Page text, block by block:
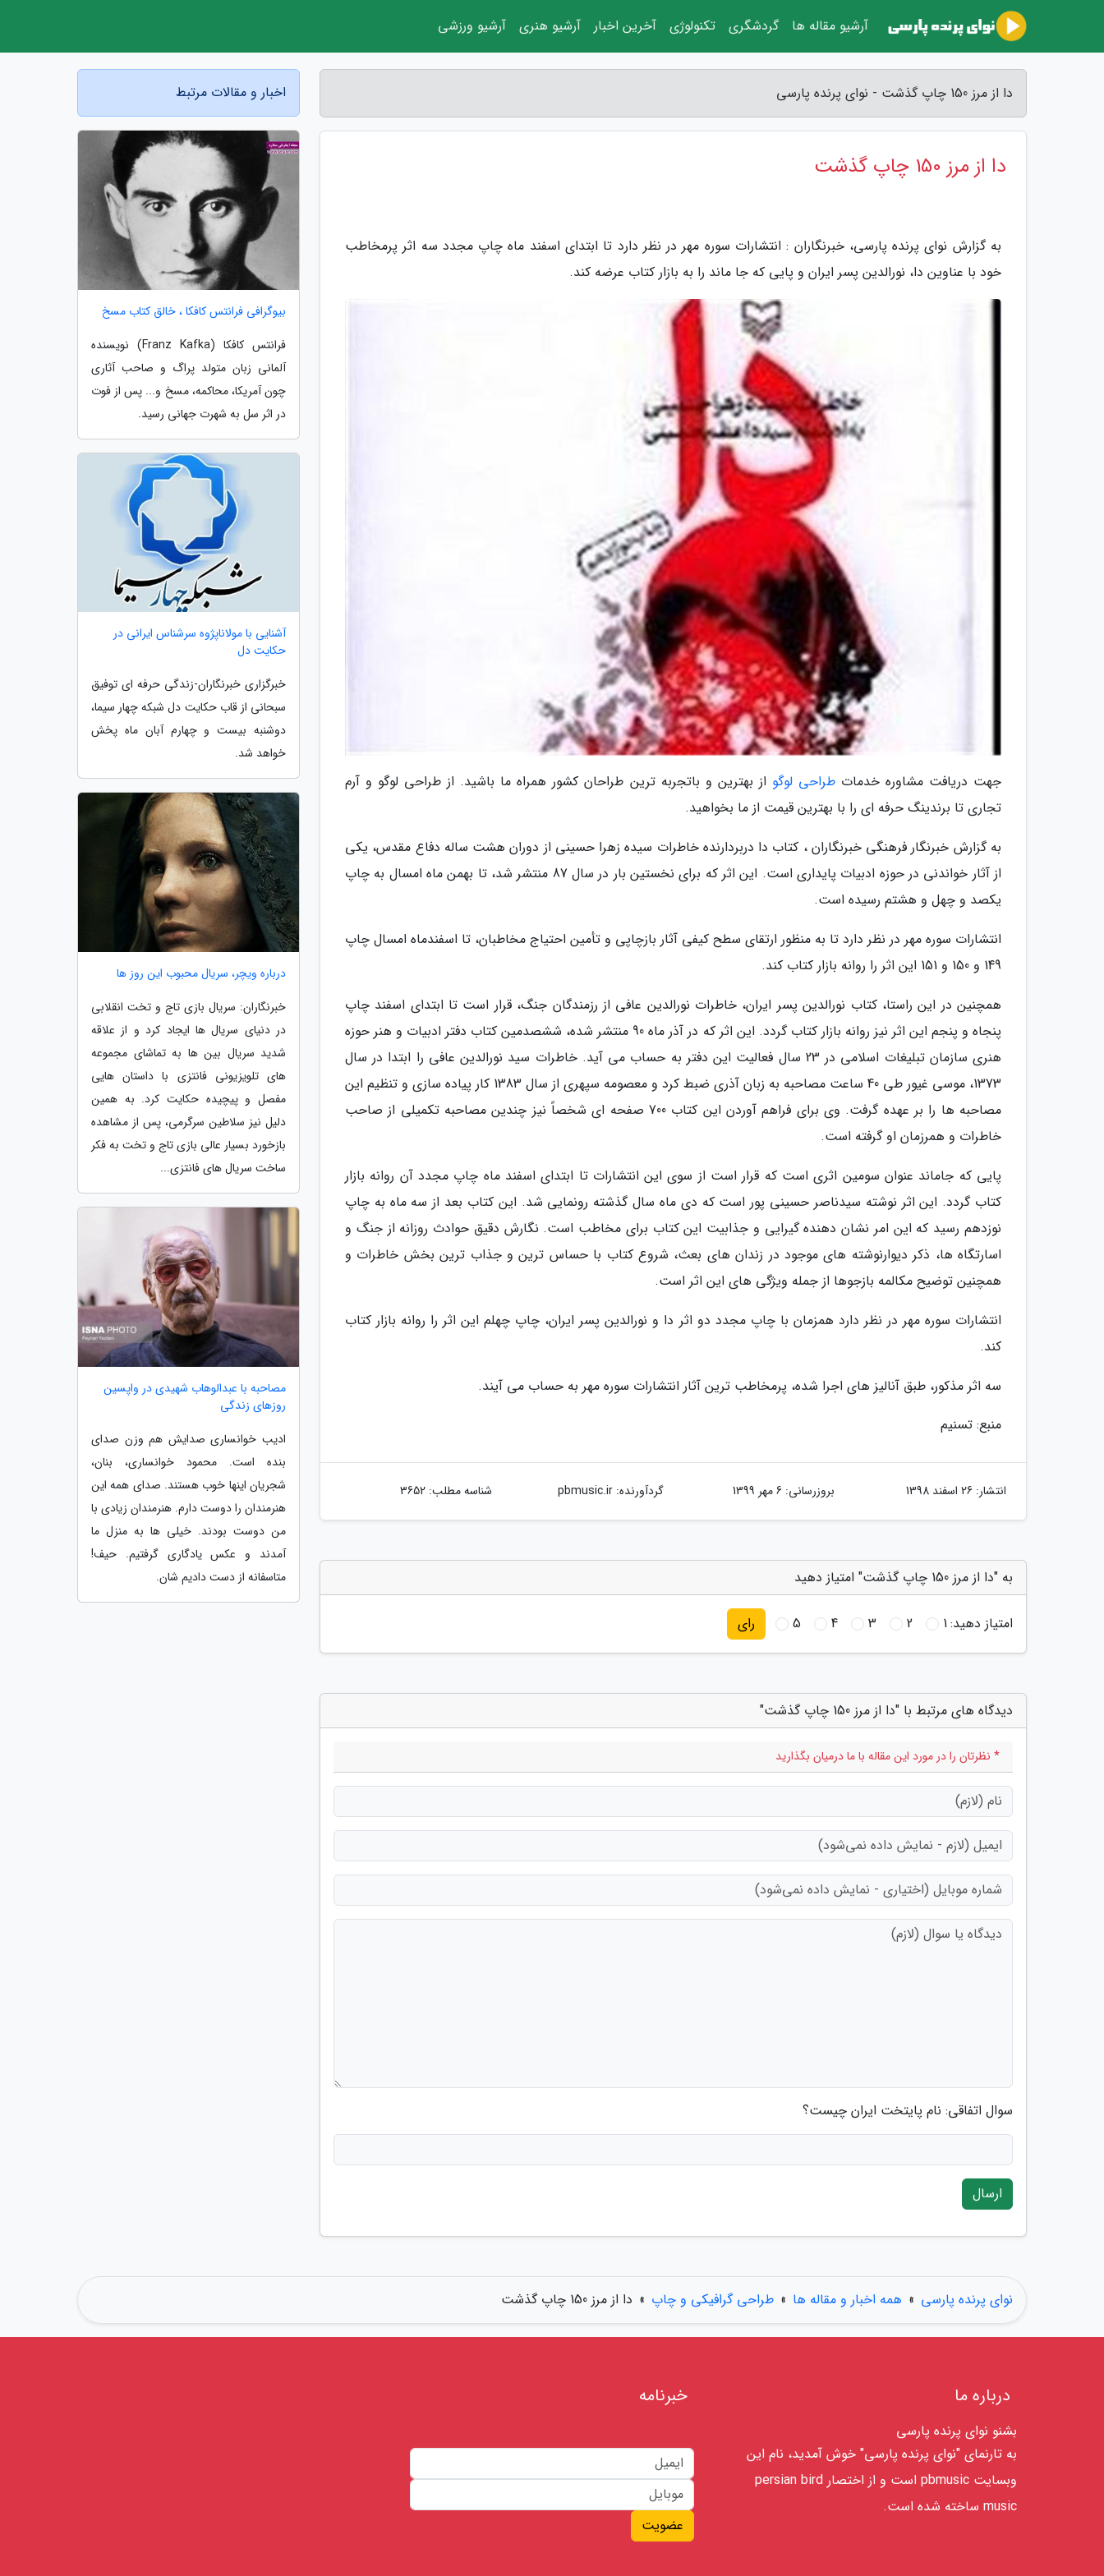
دا از مرز 150 چاپ گذشت - نوای پرنده پارسی
دا از مرز 150 چاپ گذشت
به گزارش نوای پرنده پارسی، خبرنگاران : انتشارات سوره مهر در نظر دارد تا ابتدای اسفند ماه چاپ مجدد سه اثر پرمخاطب
خود با عناوین دا، نورالدین پسر ایران و پایی که جا ماند را به بازار کتاب عرضه کند.
جهت دریافت مشاوره خدماتطراحی لوگو از بهترین و باتجربه ترین طراحان کشور همراه ما باشید. از طراحی لوگو و آرم
تجاری تا برندینگ حرفه ای را با بهترین قیمت از ما بخواهید.
به گزارش خبرنگار فرهنگی خبرنگاران ، کتاب دا دربردارنده خاطرات سیده زهرا حسینی از دوران هشت ساله دفاع مقدس، یکی
از آثار خواندنی در حوزه ادبیات پایداری است. این اثر که برای نخستین بار در سال 87 منتشر شد، تا بهمن ماه امسال به چاپ
یکصد و چهل و هشتم رسیده است.
انتشارات سوره مهر در نظر دارد تا به منظور ارتقای سطح کیفی آثار بازچاپی و تأمین احتیاج مخاطبان، تا اسفندماه امسال چاپ
149 و 150 و 151 این اثر را روانه بازار کتاب کند.
همچنین در این راستا، کتاب نورالدین پسر ایران، خاطرات نورالدین عافی از رزمندگان جنگ، قرار است تا ابتدای اسفند چاپ
پنجاه و پنجم این اثر نیز روانه بازار کتاب گردد. این اثر که در آذر ماه 90 منتشر شده، ششصدمین کتاب دفتر ادبیات و هنر حوزه
هنری سازمان تبلیغات اسلامی در 23 سال فعالیت این دفتر به حساب می آید. خاطرات سید نورالدین عافی را ابتدا در سال
1373، موسی غیور طی 40 ساعت مصاحبه به زبان آذری ضبط کرد و معصومه سپهری از سال 1383 کار پیاده سازی و تنظیم این
مصاحبه ها را بر عهده گرفت. وی برای فراهم آوردن این کتاب 700 صفحه ای شخصاً نیز چندین مصاحبه تکمیلی از صاحب
خاطرات و همرزمان او گرفته است.
پایی که جاماند عنوان سومین اثری است که قرار است از سوی این انتشارات تا ابتدای اسفند ماه چاپ مجدد آن روانه بازار
کتاب گردد. این اثر نوشته سیدناصر حسینی پور است که دی ماه سال گذشته رونمایی شد. این کتاب بعد از سه ماه به چاپ
نوزدهم رسید که این امر نشان دهنده گیرایی و جذابیت این کتاب برای مخاطب است. نگارش دقیق حوادث روزانه از جنگ و
اسارتگاه ها، ذکر دیوارنوشته های موجود در زندان های بعث، شروع کتاب با حساس ترین و جذاب ترین بخش خاطرات و
همچنین توضیح مکالمه بازجوها از جمله ویژگی های این اثر است.
انتشارات سوره مهر در نظر دارد همزمان با چاپ مجدد دو اثر دا و نورالدین پسر ایران، چاپ چهلم این اثر را روانه بازار کتاب
کند.
سه اثر مذکور، طبق آنالیز های اجرا شده، پرمخاطب ترین آثار انتشارات سوره مهر به حساب می آیند.
منبع: تسنیم
انتشار: 26 اسفند 1398 بروزرسانی: 6 مهر 1399 گردآورنده:pbmusic.ir شناسه مطلب: 3652
به "دا از مرز 150 چاپ گذشت" امتیاز دهید
امتیاز دهید:1
2
3
4
5 رای
دیدگاه های مرتبط با "دا از مرز 150 چاپ گذشت"
* نظرتان را در مورد این مقاله با ما درمیان بگذارید
سوال اتفاقی: نام پایتخت ایران چیست؟
ارسال
اخبار و مقالات مرتبط
بیوگرافی فرانتس کافکا ، خالق کتاب مسخ
فرانتس کافکا (Franz Kafka) نویسنده
آلمانی زبان متولد پراگ و صاحب آثاری
چون آمریکا، محاکمه، مسخ و... پس از فوت
در اثر سل به شهرت جهانی رسید.
آشنایی با مولاناپژوه سرشناس ایرانی در
حکایت دل
خبرگزاری خبرنگاران-زندگی حرفه ای توفیق
سبحانی از قاب حکایت دل شبکه چهار سیما،
دوشنبه بیست و چهارم آبان ماه پخش
خواهد شد.
درباره ویچر، سریال محبوب این روز ها
خبرنگاران: سریال بازی تاج و تخت انقلابی
در دنیای سریال ها ایجاد کرد و از علاقه
شدید سریال بین ها به تماشای مجموعه
های تلویزیونی فانتزی با داستان هایی
مفصل و پیچیده حکایت کرد. به همین
دلیل نیز سلاطین سرگرمی، پس از مشاهده
بازخورد بسیار عالی بازی تاج و تخت به فکر
ساخت سریال های فانتزی...
مصاحبه با عبدالوهاب شهیدی در واپسین
روزهای زندگی
ادیب خوانساری صدایش هم وزن صدای
بنده است. محمود خوانساری، بنان،
شجریان اینها خوب هستند. صدای همه این
هنرمندان را دوست دارم. هنرمندان زیادی با
من دوست بودند. خیلی ها به منزل ما
آمدند و عکس یادگاری گرفتیم. حیف!
متاسفانه از دست دادیم شان.
نوای پرنده پارسی » همه اخبار و مقاله ها » طراحی گرافیکی و چاپ » دا از مرز 150 چاپ گذشت
آرشیو مقاله ها گردشگری تکنولوژی آخرین اخبار آرشیو هنری آرشیو ورزشی
درباره ما
بشنو نوای پرنده پارسی
به تارنمای "نوای پرنده پارسی" خوش آمدید، نام این
وبسایت pbmusic است و از اختصار persian bird
music ساخته شده است.
خبرنامه
عضویت